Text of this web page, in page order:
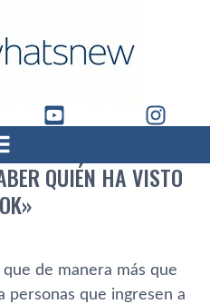
QUIÉN HA VISTO
de manera más que
personas que ingresen a